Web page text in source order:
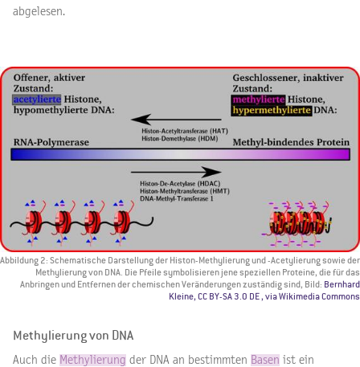
abgelesen.
Abbildung 2: Schematische Darstellung der Histon-Methylierung und -Acetylierung sowie der
Methylierung von DNA. Die Pfeile symbolisieren jene speziellen Proteine, die für das
Anbringen und Entfernen der chemischen Veränderungen zuständig sind, Bild: Bernhard
Kleine, CC BY-SA 3.0 DE, via Wikimedia Commons
Methylierung von DNA
Auch die Methylierung der DNA an bestimmten Basen ist ein